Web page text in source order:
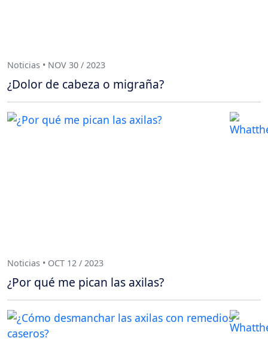
Noticias • NOV 30 / 2023
¿Dolor de cabeza o migraña?
Noticias • OCT 12 / 2023
¿Por qué me pican las axilas?